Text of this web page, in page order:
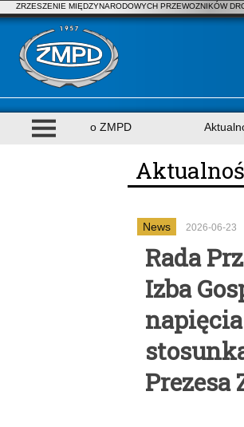
ZRZESZENIE MIĘDZYNARODOWYCH PRZEWOZNIKÓW
o ZMPD
News 2026-06-23
Rada
Izba
Prezesa